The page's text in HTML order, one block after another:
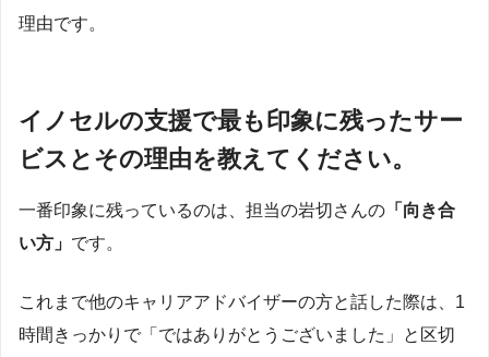
理由です。
イノセルの支援で最も印象に残ったサー
ビスとその理由を教えてください。
一番印象に残っているのは、担当の岩切さんの 「向き合
い方」 です。
これまで他のキャリアアドバイザーの方と話した際は、1
時間きっかりで「ではありがとうございました」と区切